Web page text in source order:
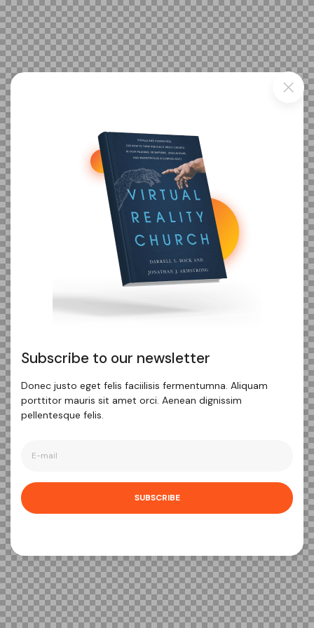
Subscribe to our newsletter
Donec justo eget felis faciilisis fermentumna. Aliquam
porttitor mauris sit amet orci. Aenean dignissim
pellentesque felis.
SUBSCRIBE